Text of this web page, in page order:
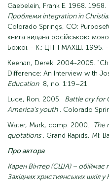
Gaebelein, Frank E. 1968. 1968.
Проблеми integration in
Colorado Springs, CO:
книга видана російською
Божої. - К.: ЦПП МАХШ, 1995. -
Keenan, Derek. 2004-2005.
Difference: An Interview with
Education8, no. 1:19–21.
Luce, Ron. 2005. Battle cry for
America's youth. Colorado
Water, Mark, comp. 2000.
The
quotations. Grand Rapids, MI:
Про автора
Карен Вінтер (США) – обіймає
Західних християнських шкіл